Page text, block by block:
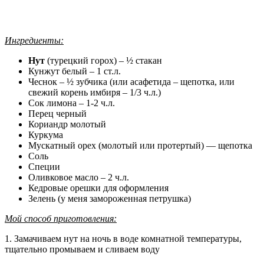
Ингредиенты:
Нут (турецкий горох) – ½ стакан
Кунжут белый – 1 ст.л.
Чеснок – ½ зубчика (или асафетида – щепотка, или
свежий корень имбиря – 1/3 ч.л.)
Сок лимона – 1-2 ч.л.
Перец черный
Кориандр молотый
Куркума
Мускатный орех (молотый или протертый) — щепотка
Соль
Специи
Оливковое масло – 2 ч.л.
Кедровые орешки для оформления
Зелень (у меня замороженная петрушка)
Мой способ приготовления:
1. Замачиваем нут на ночь в воде комнатной температуры,
тщательно промываем и сливаем воду